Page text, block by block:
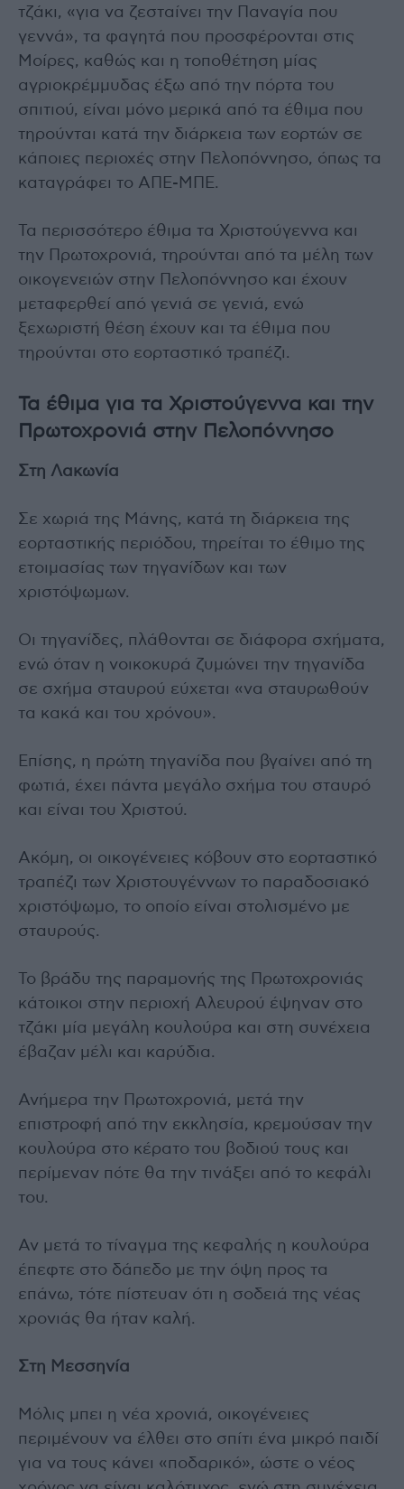
τζάκι, «για να ζεσταίνει την Παναγία που
γεννά», τα φαγητά που προσφέρονται στις
Μοίρες, καθώς και η τοποθέτηση μίας
αγριοκρέμμυδας έξω από την πόρτα του
σπιτιού, είναι μόνο μερικά από τα έθιμα που
τηρούνται κατά την διάρκεια των εορτών σε
κάποιες περιοχές στην Πελοπόννησο, όπως τα
καταγράφει το ΑΠΕ-ΜΠΕ.
Τα περισσότερο έθιμα τα Χριστούγεννα και
την Πρωτοχρονιά, τηρούνται από τα μέλη των
οικογενειών στην Πελοπόννησο και έχουν
μεταφερθεί από γενιά σε γενιά, ενώ
ξεχωριστή θέση έχουν και τα έθιμα που
τηρούνται στο εορταστικό τραπέζι.
Τα έθιμα για τα Χριστούγεννα και την
Πρωτοχρονιά στην Πελοπόννησο
Στη Λακωνία
Σε χωριά της Μάνης, κατά τη διάρκεια της
εορταστικής περιόδου, τηρείται το έθιμο της
ετοιμασίας των τηγανίδων και των
χριστόψωμων.
Οι τηγανίδες, πλάθονται σε διάφορα σχήματα,
ενώ όταν η νοικοκυρά ζυμώνει την τηγανίδα
σε σχήμα σταυρού εύχεται «να σταυρωθούν
τα κακά και του χρόνου».
Επίσης, η πρώτη τηγανίδα που βγαίνει από τη
φωτιά, έχει πάντα μεγάλο σχήμα του σταυρό
και είναι του Χριστού.
Ακόμη, οι οικογένειες κόβουν στο εορταστικό
τραπέζι των Χριστουγέννων το παραδοσιακό
χριστόψωμο, το οποίο είναι στολισμένο με
σταυρούς.
Το βράδυ της παραμονής της Πρωτοχρονιάς
κάτοικοι στην περιοχή Αλευρού έψηναν στο
τζάκι μία μεγάλη κουλούρα και στη συνέχεια
έβαζαν μέλι και καρύδια.
Ανήμερα την Πρωτοχρονιά, μετά την
επιστροφή από την εκκλησία, κρεμούσαν την
κουλούρα στο κέρατο του βοδιού τους και
περίμεναν πότε θα την τινάξει από το κεφάλι
του.
Αν μετά το τίναγμα της κεφαλής η κουλούρα
έπεφτε στο δάπεδο με την όψη προς τα
επάνω, τότε πίστευαν ότι η σοδειά της νέας
χρονιάς θα ήταν καλή.
Στη Μεσσηνία
Μόλις μπει η νέα χρονιά, οικογένειες
περιμένουν να έλθει στο σπίτι ένα μικρό παιδί
για να τους κάνει «ποδαρικό», ώστε ο νέος